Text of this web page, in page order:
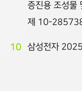
증진용 조성물
제 10-
10 삼성전자